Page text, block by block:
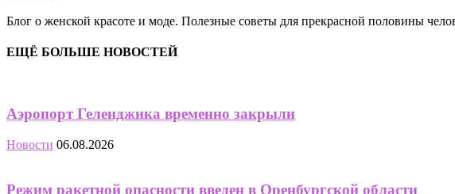
Блог о женской красоте и моде. Полезные советы для прекрасной половины
ЕЩЁ БОЛЬШЕ НОВОСТЕЙ
Аэропорт Геленджика временно закрыли
Новости 06.08.2026
Режим ракетной опасности введен в Оренбургской области